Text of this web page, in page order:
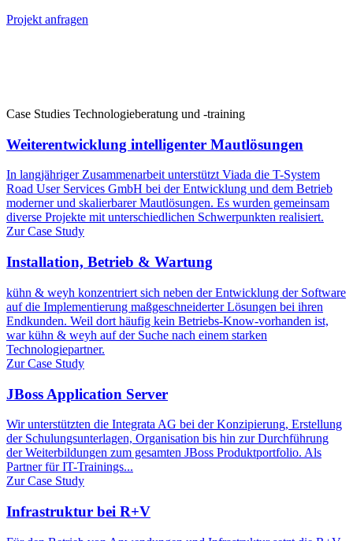
Projekt anfragen
Case Studies Technologieberatung und -training
Weiterentwicklung intelligenter Mautlösungen
In langjähriger Zusammenarbeit unterstützt Viada die T-System
Road User Services GmbH bei der Entwicklung und dem Betrieb
moderner und skalierbarer Mautlösungen. Es wurden gemeinsam
diverse Projekte mit unterschiedlichen Schwerpunkten realisiert.
Zur Case Study
Installation, Betrieb & Wartung
kühn & weyh konzentriert sich neben der Entwicklung der Software
auf die Implementierung maßgeschneiderter Lösungen bei ihren
Endkunden. Weil dort häufig kein Betriebs-Know-vorhanden ist,
war kühn & weyh auf der Suche nach einem starken
Technologiepartner.
Zur Case Study
JBoss Application Server
Wir unterstützten die Integrata AG bei der Konzipierung, Erstellung
der Schulungsunterlagen, Organisation bis hin zur Durchführung
der Weiterbildungen zum gesamten JBoss Produktportfolio. Als
Partner für IT-Trainings...
Zur Case Study
Infrastruktur bei R+V